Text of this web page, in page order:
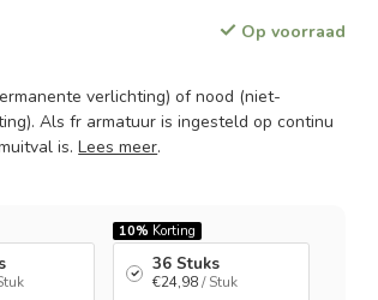
Op voorraad
verlichting) of nood (niet-
Als fr armatuur is ingesteld op continu
is.Lees meer.
10% Korting
36 Stuks
€24,98 / Stuk